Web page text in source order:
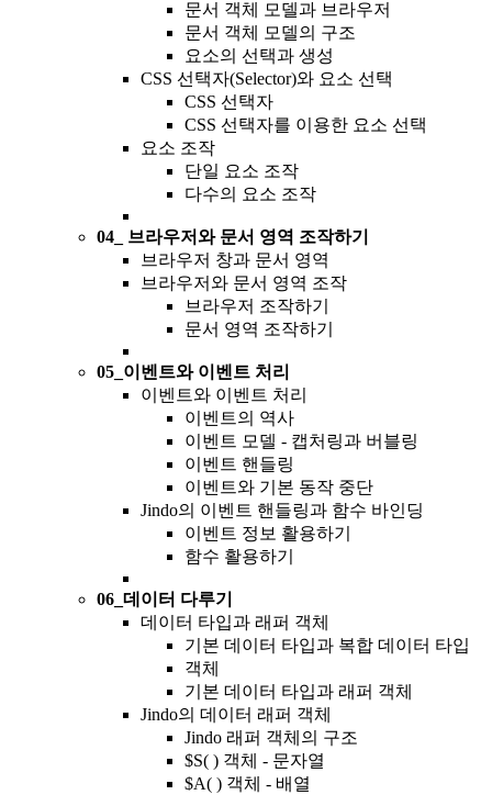
문서 객체 모델과 브라우저
문서 객체 모델의 구조
요소의 선택과 생성
CSS 선택자(Selector)와 요소 선택
CSS 선택자
CSS 선택자를 이용한 요소 선택
요소 조작
단일 요소 조작
다수의 요소 조작
04_ 브라우저와 문서 영역 조작하기
브라우저 창과 문서 영역
브라우저와 문서 영역 조작
브라우저 조작하기
문서 영역 조작하기
05_이벤트와 이벤트 처리
이벤트와 이벤트 처리
이벤트의 역사
이벤트 모델 - 캡처링과 버블링
이벤트 핸들링
이벤트와 기본 동작 중단
Jindo의 이벤트 핸들링과 함수 바인딩
이벤트 정보 활용하기
함수 활용하기
06_데이터 다루기
데이터 타입과 래퍼 객체
기본 데이터 타입과 복합 데이터 타입
객체
기본 데이터 타입과 래퍼 객체
Jindo의 데이터 래퍼 객체
Jindo 래퍼 객체의 구조
$S( ) 객체 - 문자열
$A( ) 객체 - 배열